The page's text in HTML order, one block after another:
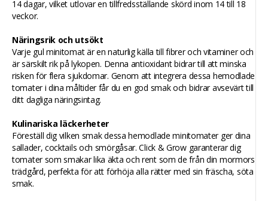
14 dagar, vilket utlovar en tillfredsställande skörd inom 14 till 18
veckor.
Näringsrik och utsökt
Varje gul minitomat är en naturlig källa till fibrer och vitaminer och
är särskilt rik på lykopen. Denna antioxidant bidrar till att minska
risken för flera sjukdomar. Genom att integrera dessa hemodlade
tomater i dina måltider får du en god smak och bidrar avsevärt till
ditt dagliga näringsintag.
Kulinariska läckerheter
Föreställ dig vilken smak dessa hemodlade minitomater ger dina
sallader, cocktails och smörgåsar. Click & Grow garanterar dig
tomater som smakar lika äkta och rent som de från din mormors
trädgård, perfekta för att förhöja alla rätter med sin fräscha, söta
smak.